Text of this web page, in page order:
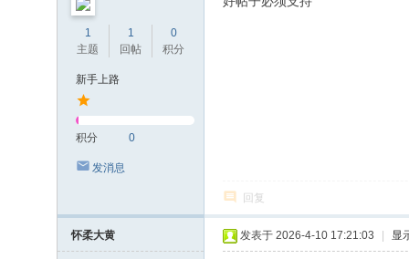
1
主题
1
回帖
0
积分
新手上路
积分 0
发消息
回复
怀柔大黄 发表于 2026-4-10 17:21:03 显